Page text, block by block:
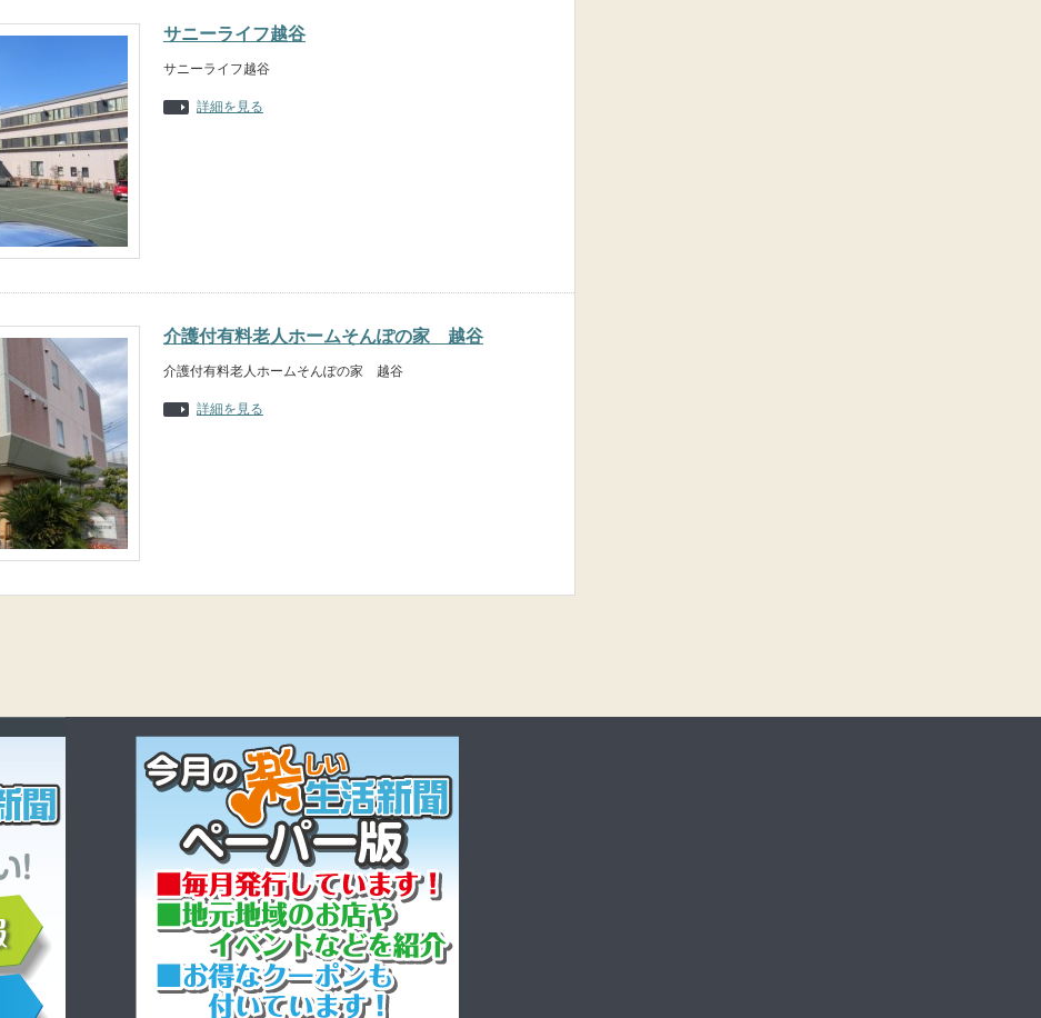
サニーライフ越谷
サニーライフ越谷
詳細を見る
介護付有料老人ホームそんぽの家 越谷
介護付有料老人ホームそんぽの家 越谷
詳細を見る